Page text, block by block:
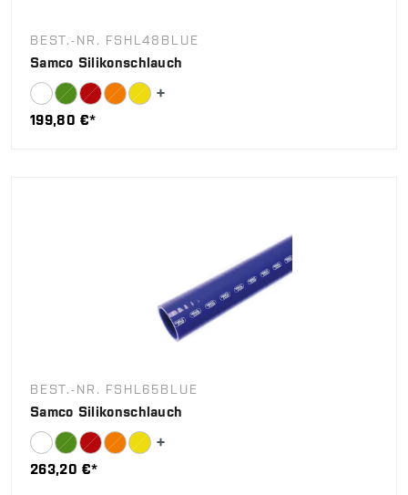
BEST.-NR. FSHL48BLUE
Samco Silikonschlauch
199,80 €*
BEST.-NR. FSHL65BLUE
Samco Silikonschlauch
263,20 €*